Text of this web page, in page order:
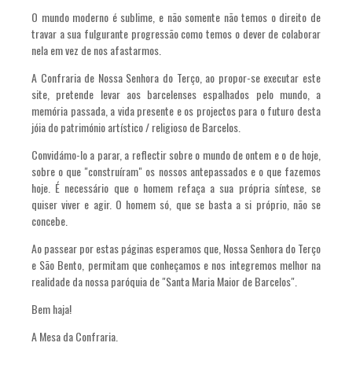
O mundo moderno é sublime, e não somente não temos o direito de
travar a sua fulgurante progressão como temos o dever de colaborar
nela em vez de nos afastarmos.
A Confraria de Nossa Senhora do Terço, ao propor-se executar este
site, pretende levar aos barcelenses espalhados pelo mundo, a
memória passada, a vida presente e os projectos para o futuro desta
jóia do património artístico / religioso de Barcelos.
Convidámo-lo a parar, a reflectir sobre o mundo de ontem e o de hoje,
sobre o que "construíram" os nossos antepassados e o que fazemos
hoje. É necessário que o homem refaça a sua própria síntese, se
quiser viver e agir. O homem só, que se basta a si próprio, não se
concebe.
Ao passear por estas páginas esperamos que, Nossa Senhora do Terço
e São Bento, permitam que conheçamos e nos integremos melhor na
realidade da nossa paróquia de "Santa Maria Maior de Barcelos".
Bem haja!
A Mesa da Confraria.